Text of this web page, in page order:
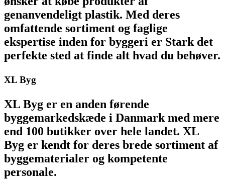
genanvendeligt plastik. Med deres
omfattende sortiment og faglige
ekspertise inden for byggeri er Stark det
perfekte sted at finde alt hvad du behøver.
XL Byg
XL Byg er en anden førende
byggemarkedskæde i Danmark med mere
end 100 butikker over hele landet. XL
Byg er kendt for deres brede sortiment af
byggematerialer og kompetente
personale.